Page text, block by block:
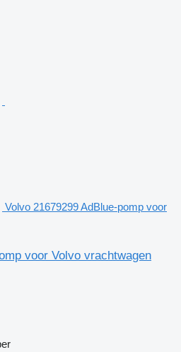
Volvo 21679299 AdBlue-pomp voor
voor Volvo vrachtwagen